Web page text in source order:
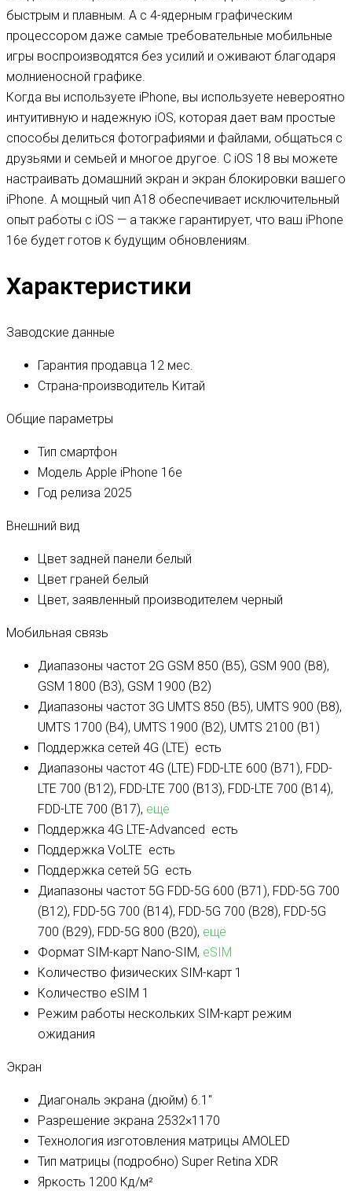
быстрым и плавным. А с 4-ядерным графическим
процессором даже самые требовательные мобильные
игры воспроизводятся без усилий и оживают благодаря
молниеносной графике.
Когда вы используете iPhone, вы используете невероятно
интуитивную и надежную iOS, которая дает вам простые
способы делиться фотографиями и файлами, общаться с
друзьями и семьей и многое другое. С iOS 18 вы можете
настраивать домашний экран и экран блокировки вашего
iPhone. А мощный чип A18 обеспечивает исключительный
опыт работы с iOS — а также гарантирует, что ваш iPhone
16e будет готов к будущим обновлениям.
Характеристики
Заводские данные
Гарантия продавца 12 мес.
Страна-производитель Китай
Общие параметры
Тип смартфон
Модель Apple iPhone 16e
Год релиза 2025
Внешний вид
Цвет задней панели белый
Цвет граней белый
Цвет, заявленный производителем черный
Мобильная связь
Диапазоны частот 2G GSM 850 (B5), GSM 900 (B8),
GSM 1800 (B3), GSM 1900 (B2)
Диапазоны частот 3G UMTS 850 (B5), UMTS 900 (B8),
UMTS 1700 (B4), UMTS 1900 (B2), UMTS 2100 (B1)
Поддержка сетей 4G (LTE) есть
Диапазоны частот 4G (LTE) FDD-LTE 600 (B71), FDD-
LTE 700 (B12), FDD-LTE 700 (B13), FDD-LTE 700 (B14),
FDD-LTE 700 (B17), ещё
Поддержка 4G LTE-Advanced есть
Поддержка VoLTE есть
Поддержка сетей 5G есть
Диапазоны частот 5G FDD-5G 600 (B71), FDD-5G 700
(B12), FDD-5G 700 (B14), FDD-5G 700 (B28), FDD-5G
700 (B29), FDD-5G 800 (B20), ещё
Формат SIM-карт Nano-SIM, eSIM
Количество физических SIM-карт 1
Количество eSIM 1
Режим работы нескольких SIM-карт режим
ожидания
Экран
Диагональ экрана (дюйм) 6.1″
Разрешение экрана 2532×1170
Технология изготовления матрицы AMOLED
Тип матрицы (подробно) Super Retina XDR
Яркость 1200 Кд/м²